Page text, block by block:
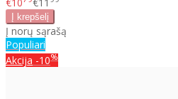
€10
€11
Į norų sąrašą
Populiari
Akcija -10%